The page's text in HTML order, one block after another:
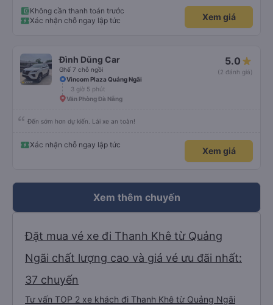
Không cần thanh toán trước
Xác nhận chỗ ngay lập tức
Xem giá
Đình Dũng Car
Ghế 7 chỗ ngồi
5.0
(2 đánh giá)
Vincom Plaza Quảng Ngãi
3 giờ 5 phút
Văn Phòng Đà Nẵng
Đến sớm hơn dự kiến. Lái xe an toàn!
Xác nhận chỗ ngay lập tức
Xem giá
Xem thêm chuyến
Đặt mua vé xe đi Thanh Khê từ Quảng
Ngãi chất lượng cao và giá vé ưu đãi nhất:
37 chuyến
Tư vấn TOP 2 xe khách đi Thanh Khê từ Quảng Ngãi